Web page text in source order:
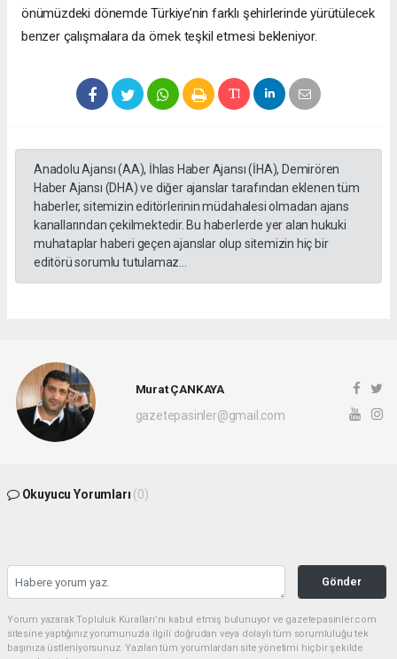
önümüzdeki dönemde Türkiye’nin farklı şehirlerinde yürütülecek
benzer çalışmalara da örnek teşkil etmesi bekleniyor.
Anadolu Ajansı (AA), İhlas Haber Ajansı (İHA), Demirören
Haber Ajansı (DHA) ve diğer ajanslar tarafından eklenen tüm
haberler, sitemizin editörlerinin müdahalesi olmadan ajans
kanallarından çekilmektedir. Bu haberlerde yer alan hukuki
muhataplar haberi geçen ajanslar olup sitemizin hiç bir
editörü sorumlu tutulamaz...
Murat ÇANKAYA
gazetepasinler@gmail.com
Okuyucu Yorumları (0)
Gönder
Yorum yazarak Topluluk Kuralları’nı kabul etmiş bulunuyor ve gazetepasinler.com
sitesine yaptığınız yorumunuzla ilgili doğrudan veya dolaylı tüm sorumluluğu tek
başınıza üstleniyorsunuz. Yazılan tüm yorumlardan site yönetimi hiçbir şekilde